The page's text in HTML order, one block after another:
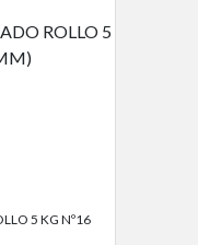
5 KG Nº16